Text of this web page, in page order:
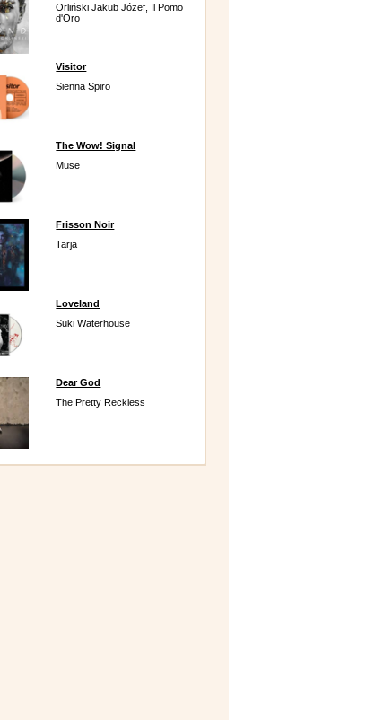
Orliński Jakub Józef, Il Pomo
d'Oro
Visitor
Sienna Spiro
The Wow! Signal
Muse
Frisson Noir
Tarja
Loveland
Suki Waterhouse
Dear God
The Pretty Reckless